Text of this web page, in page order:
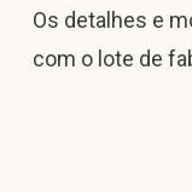
Os detalhes e
com o lote de